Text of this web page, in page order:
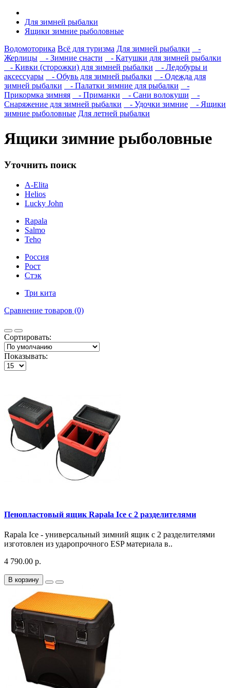
Для зимней рыбалки
Ящики зимние рыболовные
Водомоторика Всё для туризма Для зимней рыбалки
-
Жерлицы
- Зимние снасти
- Катушки для зимней рыбалки
- Кивки (сторожки) для зимней рыбалки
- Ледобуры и
аксессуары
- Обувь для зимней рыбалки
- Одежда для
зимней рыбалки
- Палатки зимние для рыбалки
-
Прикормка зимняя
- Приманки - Сани волокуши
-
Снаряжение для зимней рыбалки
- Удочки зимние
- Ящики
зимние рыболовные Для летней рыбалки
Ящики зимние рыболовные
Уточнить поиск
A-Elita
Helios
Lucky John
Rapala
Salmo
Teho
Россия
Рост
Стэк
Три кита
Сравнение товаров (0)
Сортировать:
Показывать:
Пенопластовый ящик Rapala Ice c 2 разделителями
Rapala Ice - универсальный зимний ящик c 2 разделителями
изготовлен из ударопрочного ESP материала в..
4 790.00 р.
В корзину